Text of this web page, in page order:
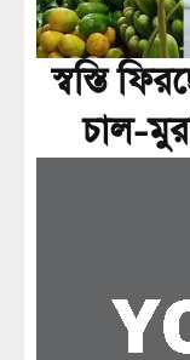
স্বস্তি
চাল-